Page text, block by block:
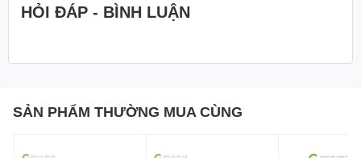
HỎI ĐÁP - BÌNH LUẬN
SẢN PHẨM THƯỜNG MUA CÙNG